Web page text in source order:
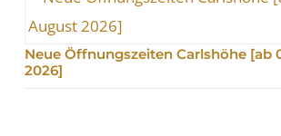
Neue Öffnungszeiten Carlshöhe [ab
2026]